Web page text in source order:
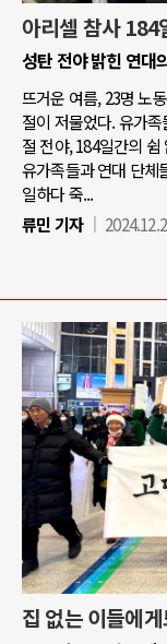
아리셀 참사
성탄 전야 밝힌 연대
뜨거운 여름, 23명 노
절이 저물었다. 유가
절 전야, 184일간의
유가족들과 연대 단체
일하다 죽...
류민 기자
집 없는 이들에